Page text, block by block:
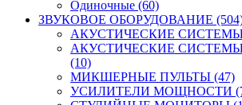
Одиночные (60)
ЗВУКОВОЕ ОБОРУДОВАНИЕ
АКУСТИЧЕСКИЕ
АКУСТИЧЕСКИЕ
(10)
МИКШЕРНЫЕ ПУЛЬТЫ (47)
УСИЛИТЕЛИ МОЩНОСТИ